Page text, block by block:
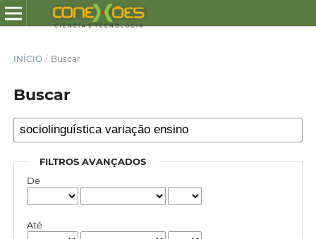
INÍCIO / Buscar
Buscar
FILTROS AVANÇADOS
De
Até